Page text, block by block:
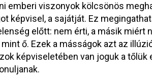
emberi viszonyok kölcsönös
képvisel, a sajátját. Ez
előtt: nem érti, a másik miért
ő. Ezek a másságok azt az
képviseletében van joguk a